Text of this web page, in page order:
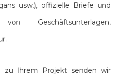
usw.), offizielle Briefe und
Geschäftsunterlagen,
zu Ihrem Projekt senden wir